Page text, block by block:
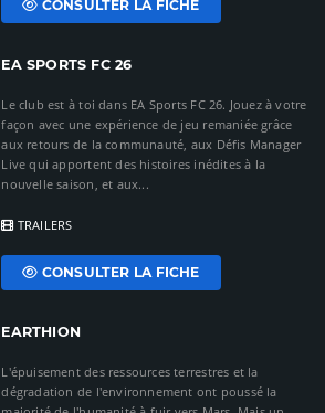
CONSULTER LA FICHE
EA SPORTS FC 26
Le club est à toi dans EA Sports FC 26. Jouez à votre
façon avec une expérience de jeu remaniée grâce
aux retours de la communauté, aux Défis Manager
Live qui apportent des histoires inédites à la
nouvelle saison, et aux...
TRAILERS
CONSULTER LA FICHE
EARTHION
L'épuisement des ressources terrestres et la
dégradation de l'environnement ont poussé la